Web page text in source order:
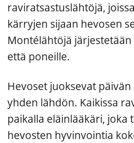
raviratsastuslähtöjä,
kärryjen sijaan hevosen
Montélähtöjä järjestetään
että poneille.
Hevoset juoksevat päivän
yhden lähdön. Kaikissa
paikalla eläinlääkäri, joka
hevosten hyvinvointia